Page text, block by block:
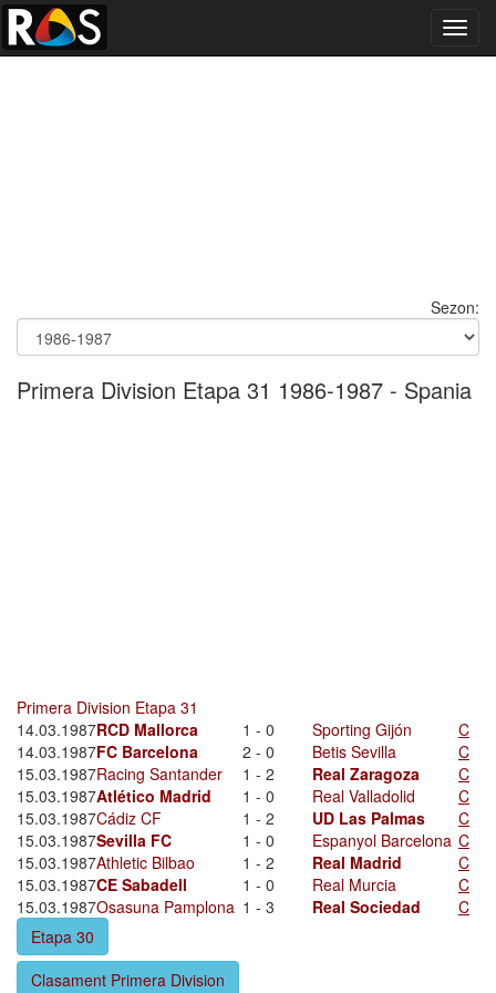
Sezon:
Primera Division Etapa 31 1986-1987 - Spania
Primera Division Etapa 31
14.03.1987RCD Mallorca 1 - 0 Sporting Gijón
C
14.03.1987FC Barcelona 2 - 0 Betis Sevilla
C
15.03.1987Racing Santander 1 - 2 Real Zaragoza
C
15.03.1987Atlético Madrid 1 - 0 Real Valladolid
C
15.03.1987Cádiz CF 1 - 2 UD Las Palmas
C
15.03.1987Sevilla FC 1 - 0 Espanyol Barcelona C
15.03.1987Athletic Bilbao 1 - 2 Real Madrid
C
15.03.1987CE Sabadell 1 - 0 Real Murcia
C
15.03.1987Osasuna Pamplona 1 - 3 Real Sociedad
C
Etapa 30
Clasament Primera Division